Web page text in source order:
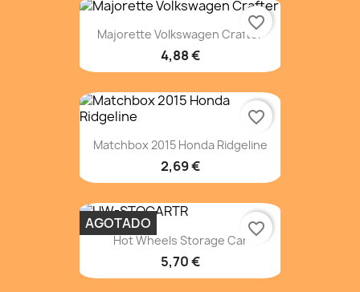
Majorette Volkswagen Crafter
4,88 €
favorite_border
Matchbox 2015 Honda Ridgeline
2,69 €
favorite_border
Hot Wheels Storage Car
5,70 €
AGOTADO favorite_border